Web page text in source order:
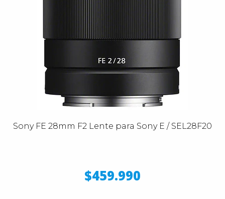
Sony FE 28mm F2 Lente para Sony E / SEL28F20
$459.990